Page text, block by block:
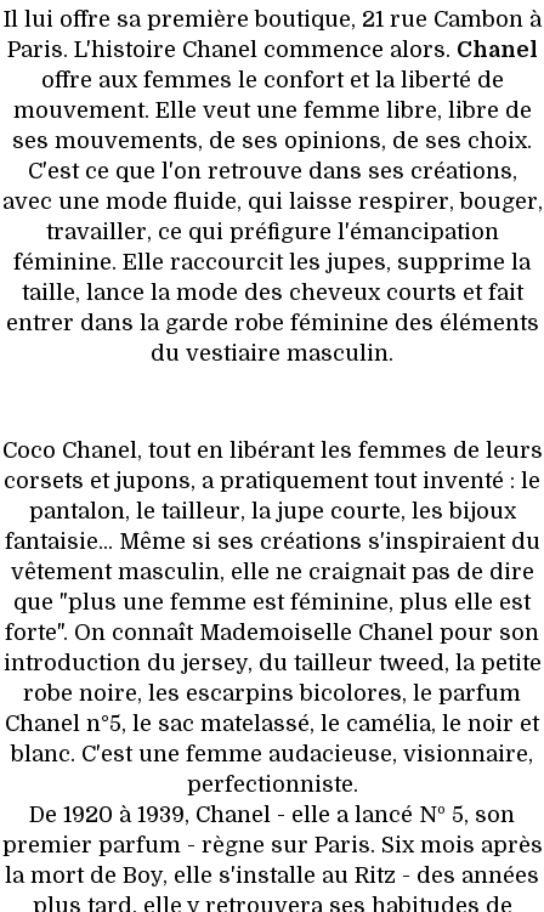
Il lui offre sa première boutique, 21 rue Cambon à
Paris. L'histoire Chanel commence alors. Chanel
offre aux femmes le confort et la liberté de
mouvement. Elle veut une femme libre, libre de
ses mouvements, de ses opinions, de ses choix.
C'est ce que l'on retrouve dans ses créations,
avec une mode fluide, qui laisse respirer, bouger,
travailler, ce qui préfigure l'émancipation
féminine. Elle raccourcit les jupes, supprime la
taille, lance la mode des cheveux courts et fait
entrer dans la garde robe féminine des éléments
du vestiaire masculin.
Coco Chanel, tout en libérant les femmes de leurs
corsets et jupons, a pratiquement tout inventé : le
pantalon, le tailleur, la jupe courte, les bijoux
fantaisie... Même si ses créations s'inspiraient du
vêtement masculin, elle ne craignait pas de dire
que "plus une femme est féminine, plus elle est
forte". On connaît Mademoiselle Chanel pour son
introduction du jersey, du tailleur tweed, la petite
robe noire, les escarpins bicolores, le parfum
Chanel n°5, le sac matelassé, le camélia, le noir et
blanc. C'est une femme audacieuse, visionnaire,
perfectionniste.
De 1920 à 1939, Chanel - elle a lancé Nº 5, son
premier parfum - règne sur Paris. Six mois après
la mort de Boy, elle s'installe au Ritz - des années
plus tard, elle y retrouvera ses habitudes de